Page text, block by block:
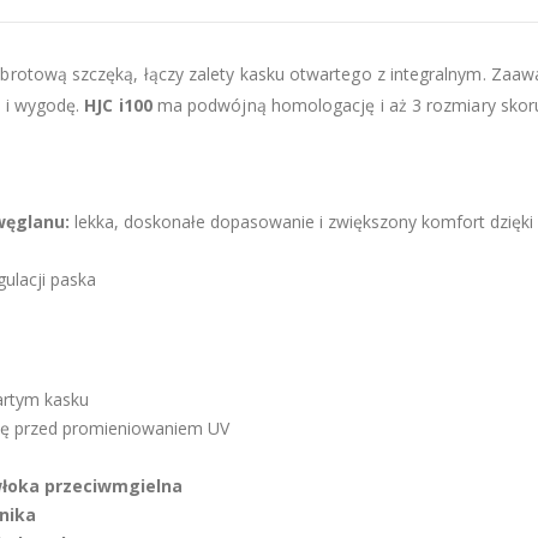
szczęką, łączy zalety kasku otwartego z integralnym.
wygodę. HJC i100 ma podwójną homologację i aż 3 rozmiary
lekka, doskonałe dopasowanie i zwiększony komfort dzięki
paska
kasku
przed promieniowaniem UV
przeciwmgielna